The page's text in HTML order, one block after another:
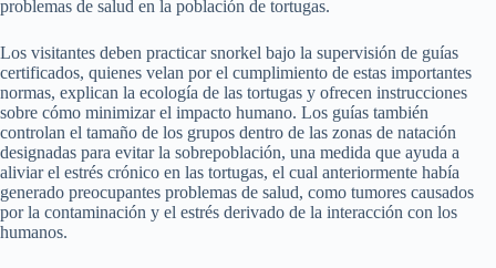
problemas de salud en la población de tortugas.
Los visitantes deben practicar snorkel bajo la supervisión de guías
certificados, quienes velan por el cumplimiento de estas importantes
normas, explican la ecología de las tortugas y ofrecen instrucciones
sobre cómo minimizar el impacto humano. Los guías también
controlan el tamaño de los grupos dentro de las zonas de natación
designadas para evitar la sobrepoblación, una medida que ayuda a
aliviar el estrés crónico en las tortugas, el cual anteriormente había
generado preocupantes problemas de salud, como tumores causados ​​
por la contaminación y el estrés derivado de la interacción con los
humanos.